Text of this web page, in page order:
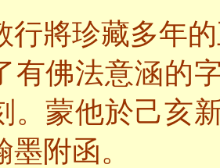
行將珍藏多年
有佛法意涵的
。蒙他於己亥
附函。